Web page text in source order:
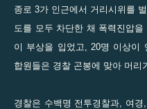
종로 3가 인근에서 거리시위를
도를 모두 차단한 채 폭력진압
이 부상을 입었고, 20명 이상이
합원들은 경찰 곤봉에 맞아 머리
경찰은 수백명 전투경찰과, 여